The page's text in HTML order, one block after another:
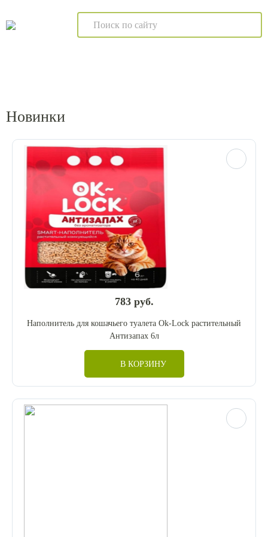
Новинки
783 руб.
Наполнитель для кошачьего туалета Ok-Lock растительный
Антизапах 6л
В КОРЗИНУ